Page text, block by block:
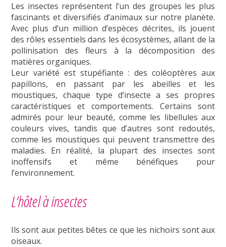
Les insectes représentent l’un des groupes les plus
fascinants et diversifiés d’animaux sur notre planète.
Avec plus d’un million d’espèces décrites, ils jouent
des rôles essentiels dans les écosystèmes, allant de la
pollinisation des fleurs à la décomposition des
matières organiques.
Leur variété est stupéfiante : des coléoptères aux
papillons, en passant par les abeilles et les
moustiques, chaque type d’insecte a ses propres
caractéristiques et comportements. Certains sont
admirés pour leur beauté, comme les libellules aux
couleurs vives, tandis que d’autres sont redoutés,
comme les moustiques qui peuvent transmettre des
maladies. En réalité, la plupart des insectes sont
inoffensifs et même bénéfiques pour
l’environnement.
L’hôtel à insectes
Ils sont aux petites bêtes ce que les nichoirs sont aux
oiseaux.